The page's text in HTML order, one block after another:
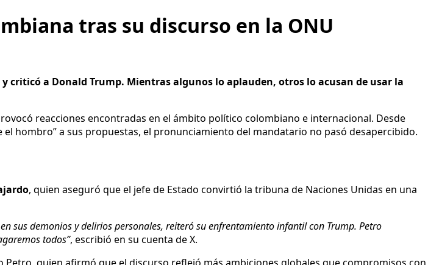
tras su discurso en la ONU
a Donald Trump. Mientras algunos lo aplauden, otros lo acusan de usar la
reacciones encontradas en el ámbito político colombiano e internacional. Desde
hombro” a sus propuestas, el pronunciamiento del mandatario no pasó desapercibido.
, quien aseguró que el jefe de Estado convirtió la tribuna de Naciones Unidas en una
sus demonios y delirios personales, reiteró su enfrentamiento infantil con Trump. Petro
todos”, escribió en su cuenta de X.